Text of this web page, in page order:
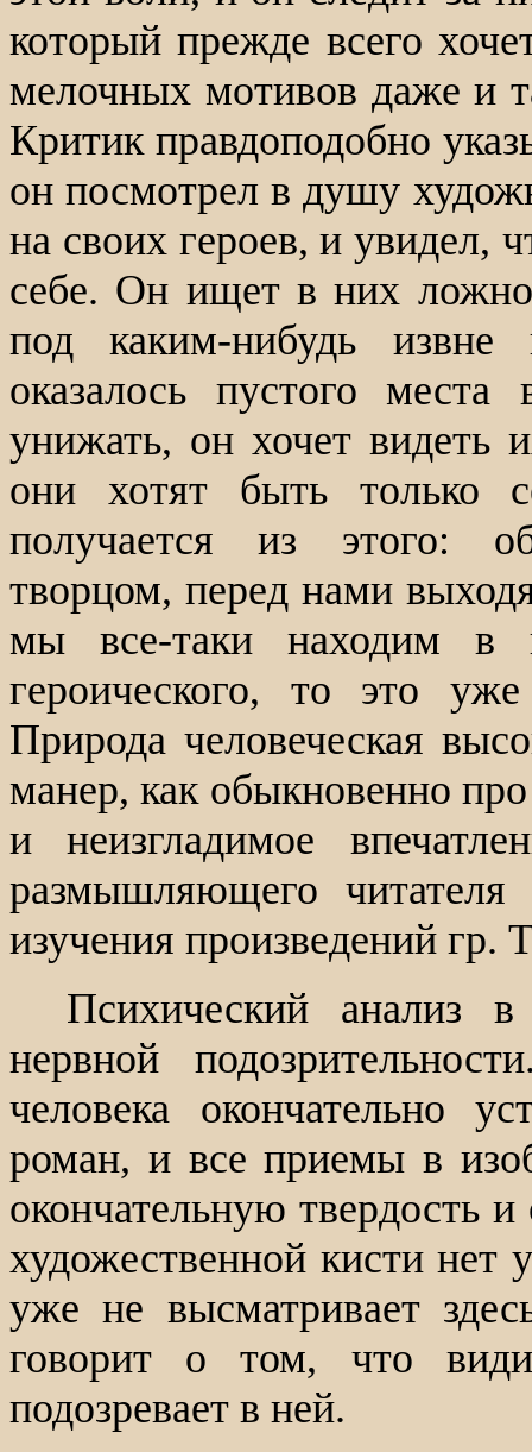
который прежде всего
мелочных мотивов даже и
Критик правдоподобно
он посмотрел в душу
на своих героев, и увидел,
себе. Он ищет в них
под каким-нибудь
оказалось пустого
унижать, он хочет видеть
они хотят быть только
получается из этого:
творцом, перед нами
мы все-таки находим в
героического, то это
Природа человеческая
манер, как обыкновенно
и неизгладимое
размышляющего читателя
изучения произведений гр.
Психический анализ
нервной
человека окончательно
роман, и все приемы в
окончательную твердость
художественной кисти нет
уже не высматривает
говорит о том, что
подозревает в ней.